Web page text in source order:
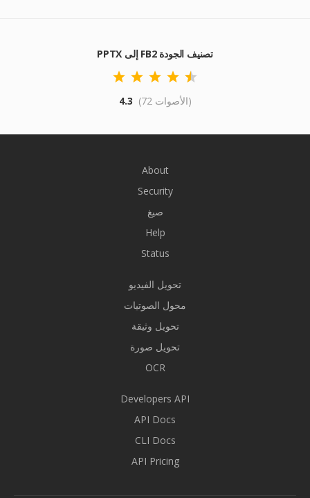
PPTX إلى FB2 تصنيف الجودة
4.3 (72 الأصوات)
About
Security
صيغ
Help
Status
تحويل الفيديو
محول الصوتيات
تحويل وثيقة
تحويل صورة
OCR
Developers API
API Docs
CLI Docs
API Pricing